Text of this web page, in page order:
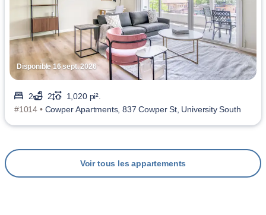
Disponible 16 sept. 2026
2 2
1,020 pi².
#1014 • Cowper Apartments, 837 Cowper St, University South
Voir tous les appartements